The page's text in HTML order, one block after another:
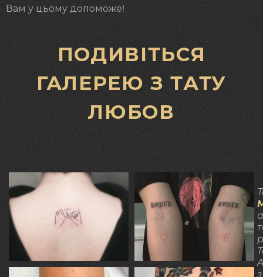
Вам у цьому допоможе!
ПОДИВІТЬСЯ
ГАЛЕРЕЮ З ТАТУ
ЛЮБОВ
з